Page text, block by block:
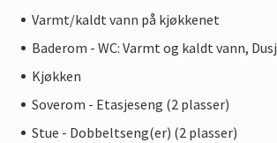
Varmt/kaldt vann på kjøkkenet
Baderom - WC: Varmt og kaldt vann, Dusj
Kjøkken
Soverom - Etasjeseng (2 plasser)
Stue - Dobbeltseng(er) (2 plasser)